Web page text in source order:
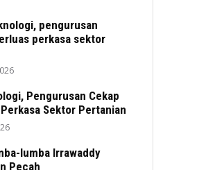
pengurusan
perkasa sektor
Pengurusan Cekap
Sektor Pertanian
lumba Irrawaddy
Pecah